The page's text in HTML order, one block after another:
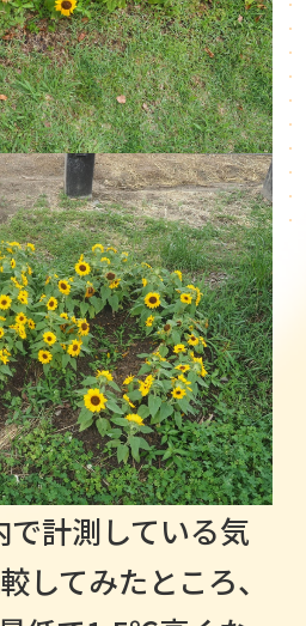
で計測している気
してみたところ、